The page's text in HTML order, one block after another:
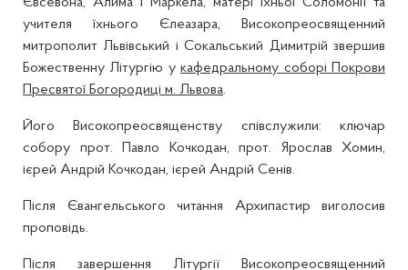
учителя їхнього Єлеазара, Високопреосвященний
митрополит Львівський і Сокальський Димитрій звершив
Божественну Літургію укафедральному соборі Покрови
Пресвятої Богородиці м. Львова.
Його Високопреосвященству співслужили: ключар
собору прот. Павло Кочкодан, прот. Ярослав Хомин,
ієрей Андрій Кочкодан, ієрей Андрій Сенів.
Після Євангельського читання Архипастир виголосив
проповідь.
Після завершення Літургії Високопреосвященний